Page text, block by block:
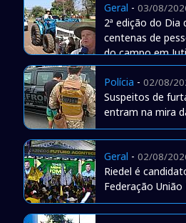
Geral - 03/08/
2ª edição do Dia
centenas de
do campo em Juti
Polícia - 02/08/
Suspeitos de
entram na mira
Geral - 02/08/
Riedel é
Federação